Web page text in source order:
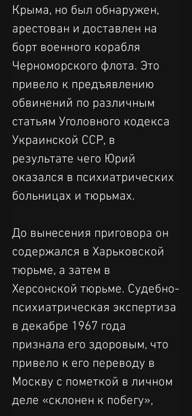
Крыма, но был обнаружен,
арестован и доставлен на
борт военного корабля
Черноморского флота. Это
привело к предъявлению
обвинений по различным
статьям Уголовного кодекса
Украинской ССР, в
результате чего Юрий
оказался в психиатрических
больницах и тюрьмах.
До вынесения приговора он
содержался в Харьковской
тюрьме, а затем в
Херсонской тюрьме. Судебно-
психиатрическая экспертиза
в декабре 1967 года
признала его здоровым, что
привело к его переводу в
Москву с пометкой в ​​личном
деле «склонен к побегу»,